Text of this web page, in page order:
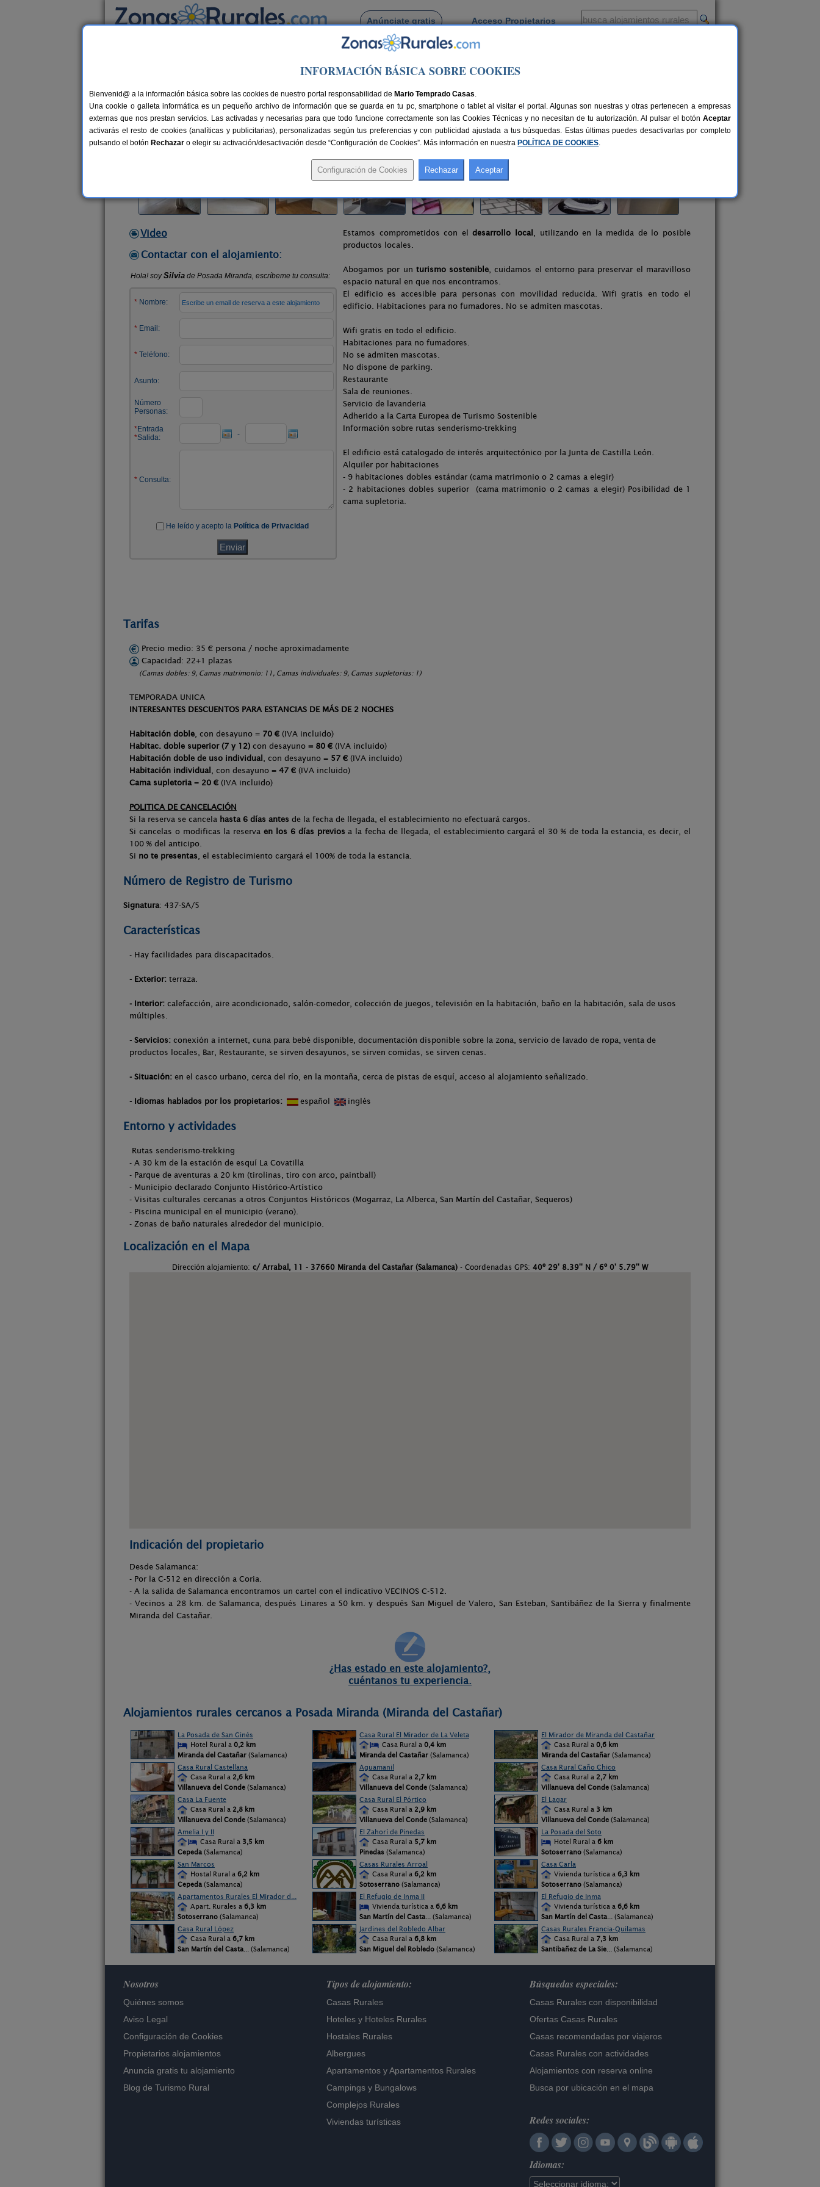
Anúnciate gratis Acceso Propietarios
Busca por pueblo
Miranda del Castañar> Posada Miranda
Posada Miranda
Hostal Rural en Miranda del Castañar (Salamanca)
Alquiler por habitaciones 22+1 plazas 75 km de Salamanca Compartir:
Video
Contactar con el alojamiento:
Estamos comprometidos con eldesarrollo local , utilizando en la medida de lo posible
productos locales.
Abogamos por un turismo sostenible, cuidamos el entorno para preservar el maravilloso
espacio natural en que nos encontramos.
El edificio es accesible para personas con movilidad reducida. Wifi gratis en todo el
edificio. Habitaciones para no fumadores. No se admiten mascotas.
Wifi gratis en todo el edificio.
Habitaciones para no fumadores.
No se admiten mascotas.
No dispone de parking.
Restaurante
Sala de reuniones.
Servicio de lavanderia
Adherido a la Carta Europea de Turismo Sostenible
Información sobre rutas senderismo-trekking
El edificio está catalogado de interés arquitectónico por la Junta de Castilla León.
Alquiler por habitaciones
- 9 habitaciones dobles estándar (cama matrimonio o 2 camas a elegir)
- 2 habitaciones dobles superior (cama matrimonio o 2 camas a elegir) Posibilidad de 1
cama supletoria.
Tarifas
Precio medio: 35 € persona / noche aproximadamente
Capacidad: 22+1 plazas
(Camas dobles: 9, Camas matrimonio: 11, Camas individuales: 9, Camas supletorias: 1)
TEMPORADA UNICA
INTERESANTES DESCUENTOS PARA ESTANCIAS DE MÁS DE 2 NOCHES
Habitación doble, con desayuno = 70 € (IVA incluido)
Habitac. doble superior (7 y 12) con desayuno = 80 € (IVA incluido)
Habitación doble de uso individual , con desayuno = 57 € (IVA incluido)
Habitación individual , con desayuno = 47 € (IVA incluido)
Cama supletoria= 20 € (IVA incluido)
POLITICA DE CANCELACIÓN
Si la reserva se cancela hasta 6 días antes de la fecha de llegada, el establecimiento no efectuará cargos.
Si cancelas o modificas la reservaen los 6 días previos a la fecha de llegada, el establecimiento cargará el 30 % de toda la estancia, es decir, el
100 % del anticipo.
Si no te presentas, el establecimiento cargará el 100% de toda la estancia.
Número de Registro de Turismo
Signatura: 437-SA/5
Características
- Hay facilidades para discapacitados.
- Exterior: terraza.
- Interior: calefacción, aire acondicionado, salón-comedor, colección de juegos, televisión en la habitación, baño en la habitación, sala de usos
múltiples.
- Servicios: conexión a internet, cuna para bebé disponible, documentación disponible sobre la zona, servicio de lavado de ropa, venta de
productos locales, Bar, Restaurante, se sirven desayunos, se sirven comidas, se sirven cenas.
- Situación: en el casco urbano, cerca del río, en la montaña, cerca de pistas de esquí, acceso al alojamiento señalizado.
- Idiomas hablados por los propietarios: español inglés
Entorno y actividades
Rutas senderismo-trekking
- A 30 km de la estación de esquí La Covatilla
- Parque de aventuras a 20 km (tirolinas, tiro con arco, paintball)
- Municipio declarado Conjunto Histórico-Artístico
- Visitas culturales cercanas a otros Conjuntos Históricos (Mogarraz, La Alberca, San Martín del Castañar, Sequeros)
- Piscina municipal en el municipio (verano).
- Zonas de baño naturales alrededor del municipio.
Localización en el Mapa
Dirección alojamiento: c/ Arrabal, 11 - 37660 Miranda del Castañar (Salamanca) - Coordenadas GPS: 40º 29' 8.39'' N / 6º 0' 5.79'' W
Indicación del propietario
Desde Salamanca:
- Por la C-512 en dirección a Coria.
- A la salida de Salamanca encontramos un cartel con el indicativo VECINOS C-512.
- Vecinos a 28 km. de Salamanca, después Linares a 50 km. y después San Miguel de Valero, San Esteban, Santibáñez de la Sierra y finalmente
Miranda del Castañar.
¿Has estado en este alojamiento?,
cuéntanos tu experiencia.
Alojamientos rurales cercanos a Posada Miranda (Miranda del Castañar)
La Posada de San Ginés
Hotel Rural a 0,2 km
Miranda del Castañar (Salamanca)
Casa Rural El Mirador de La Veleta
Casa Rural a 0,4 km
Miranda del Castañar (Salamanca)
El Mirador de Miranda del Castañar
Casa Rural a 0,6 km
Miranda del Castañar (Salamanca)
Casa Rural Castellana
Casa Rural a 2,6 km
Villanueva del Conde (Salamanca)
Aguamanil
Casa Rural a 2,7 km
Villanueva del Conde (Salamanca)
Casa Rural Caño Chico
Casa Rural a 2,7 km
Villanueva del Conde (Salamanca)
Casa La Fuente
Casa Rural a 2,8 km
Villanueva del Conde (Salamanca)
Casa Rural El Pórtico
Casa Rural a 2,9 km
Villanueva del Conde (Salamanca)
El Lagar
Casa Rural a 3 km
Villanueva del Conde (Salamanca)
Amelia I y II
Casa Rural a 3,5 km
Cepeda (Salamanca)
El Zahorí de Pinedas
Casa Rural a 5,7 km
Pinedas (Salamanca)
La Posada del Soto
Hotel Rural a 6 km
Sotoserrano (Salamanca)
San Marcos
Hostal Rural a 6,2 km
Cepeda (Salamanca)
Casas Rurales Arroal
Casa Rural a 6,2 km
Sotoserrano (Salamanca)
Casa Carla
Vivienda turística a 6,3 km
Sotoserrano (Salamanca)
Apartamentos Rurales El Mirador d...
Apart. Rurales a 6,3 km
Sotoserrano (Salamanca)
El Refugio de Inma II
Vivienda turística a 6,6 km
San Martín del Casta... (Salamanca)
El Refugio de Inma
Vivienda turística a 6,6 km
San Martín del Casta... (Salamanca)
Casa Rural López
Casa Rural a 6,7 km
San Martín del Casta... (Salamanca)
Jardines del Robledo Albar
Casa Rural a 6,8 km
San Miguel del Robledo (Salamanca)
Casas Rurales Francia-Quilamas
Casa Rural a 7,3 km
Santibañez de La Sie... (Salamanca)
Nosotros
Quiénes somos
Aviso Legal
Configuración de Cookies
Propietarios alojamientos
Anuncia gratis tu alojamiento
Blog de Turismo Rural
Tipos de alojamiento:
Casas Rurales
Hoteles y Hoteles Rurales
Hostales Rurales
Albergues
Apartamentos yApartamentos Rurales
Campings y Bungalows
Complejos Rurales
Viviendas turísticas
Búsquedas especiales:
Casas Rurales con disponibilidad
Ofertas Casas Rurales
Casas recomendadas por viajeros
Casas Rurales con actividades
Alojamientos con reserva online
Busca por ubicación en el mapa
Redes sociales:
Idiomas:
INFORMACIÓN BÁSICA SOBRE COOKIES
Bienvenid@ a la información básica sobre las cookies de nuestro portal responsabilidad de Mario Temprado Casas.
Una cookie o galleta informática es un pequeño archivo de información que se guarda en tu pc, smartphone o tablet al visitar el portal. Algunas son nuestras y otras pertenecen a empresas
externas que nos prestan servicios. Las activadas y necesarias para que todo funcione correctamente son las Cookies Técnicas y no necesitan de tu autorización. Al pulsar el botón Aceptar
activarás el resto de cookies (analíticas y publicitarias), personalizadas según tus preferencias y con publicidad ajustada a tus búsquedas. Estas últimas puedes desactivarlas por completo
pulsando el botón Rechazar o elegir su activación/desactivación desde “Configuración de Cookies”. Más información en nuestra POLÍTICA DE COOKIES.